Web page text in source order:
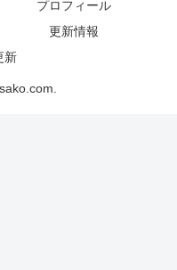
プロフィール
更新情報
新